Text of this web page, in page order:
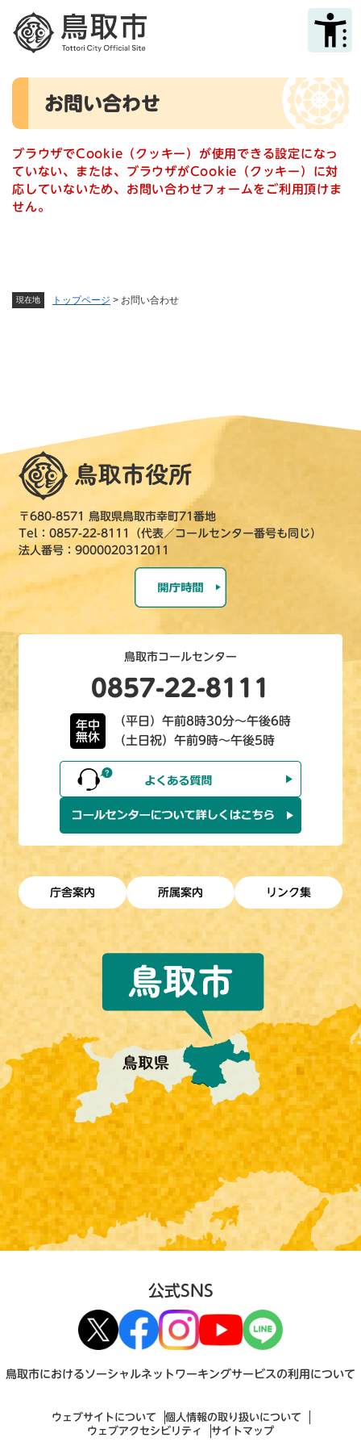
メニューを飛ばして本文へ
現在地 トップページ > お問い合わせ
本
お問い合わせ
ブラウザでCookie（クッキー）が使用できる設定になっ
ていない、または、ブラウザがCookie（クッキー）に対
応していないため、お問い合わせフォームをご利用頂けま
せん。
〒680-8571 鳥取県鳥取市幸町71番地
Tel：0857-22-8111（代表／コールセンター番号も同じ）
法人番号：9000020312011
鳥取市コールセンター
0857-22-8111
年中
無休
（平日）午前8時30分～午後6時
（土日祝）午前9時～午後5時
庁舎案内 所属案内 リンク集
公式SNS
鳥取市におけるソーシャルネットワーキングサービスの利用について
ウェブサイトについて
個人情報の取り扱いについて
ウェブアクセシビリティ
サイトマップ